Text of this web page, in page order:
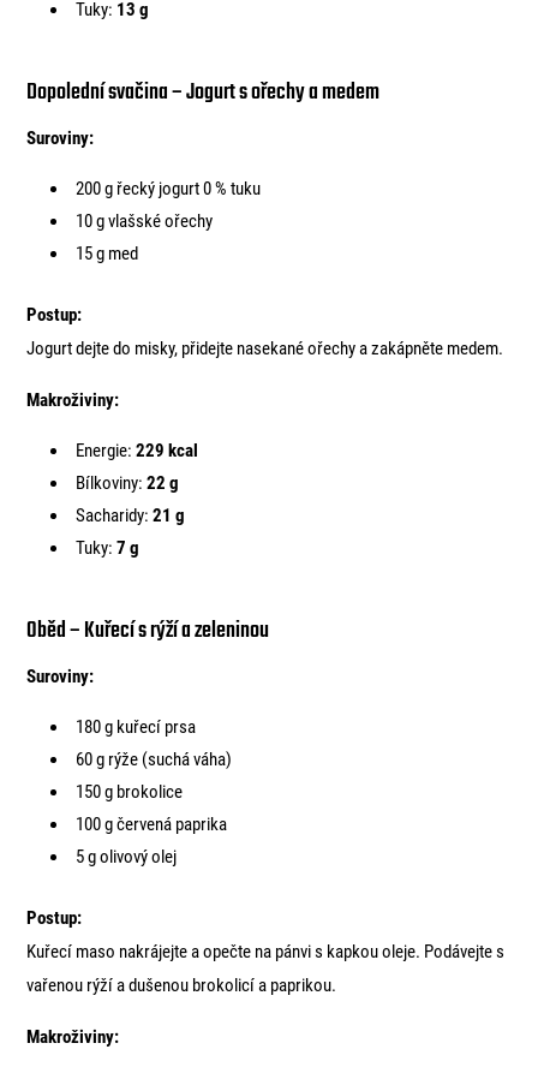
Tuky: 13 g
Dopolední svačina – Jogurt s ořechy a medem
Suroviny:
200 g řecký jogurt 0 % tuku
10 g vlašské ořechy
15 g med
Postup:
Jogurt dejte do misky, přidejte nasekané ořechy a zakápněte medem.
Makroživiny:
Energie:229 kcal
Bílkoviny:22 g
Sacharidy:21 g
Tuky:7 g
Oběd – Kuřecí s rýží a zeleninou
Suroviny:
180 g kuřecí prsa
60 g rýže (suchá váha)
150 g brokolice
100 g červená paprika
5 g olivový olej
Postup:
Kuřecí maso nakrájejte a opečte na pánvi s kapkou oleje. Podávejte s
vařenou rýží a dušenou brokolicí a paprikou.
Makroživiny: